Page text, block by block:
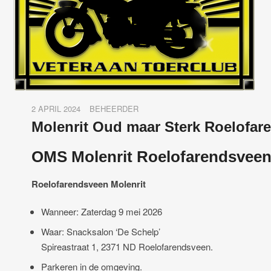
2 APRIL 2024 BEHEERDER
Molenrit Oud maar Sterk
OMS Molenrit Roelofarendsveen
Roelofarendsveen Molenrit
Wanneer: Zaterdag 9 mei 2026
Waar: Snacksalon ‘De Schelp’
Spireastraat 1, 2371 ND Roelofarendsveen.
Parkeren in de omgeving.